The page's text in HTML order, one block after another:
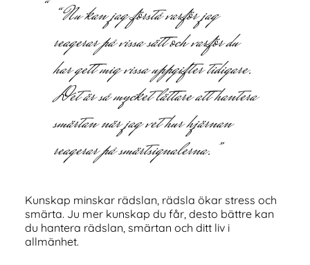
“Nu kan jag förstå varför jag
reagerar på vissa sätt och varför du
har gett mig vissa uppgifter tidigare.
Det är så mycket lättare att hantera
smärtan när jag vet hur hjärnan
reagerar på smärtsignalerna.”
Kunskap minskar rädslan, rädsla ökar stress och
smärta. Ju mer kunskap du får, desto bättre kan
du hantera rädslan, smärtan och ditt liv i
allmänhet.